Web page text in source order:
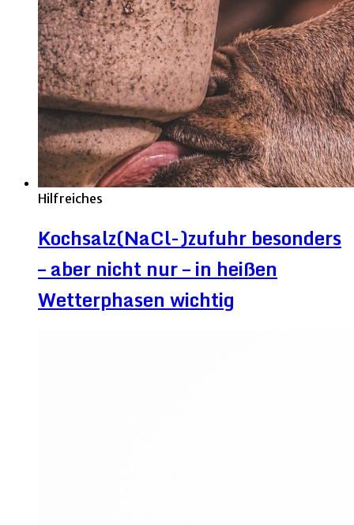
Hilfreiches
Kochsalz(NaCl-)zufuhr besonders
– aber nicht nur – in heißen
Wetterphasen wichtig